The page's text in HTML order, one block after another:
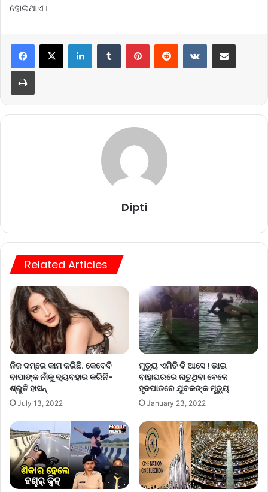
ହୋଇଥାଏ।
Dipti
Related Articles
ନିଜ ଦମ୍‌ରେ କାମ କରିଛି. କେବେବି
ବାପାଙ୍କ ନାଁକୁ ବ୍ୟବହାର କରିିନି-
ଶ୍ରୁତି ହାସନ୍‌
July 13, 2022
ମୃତ୍ୟୁ ଏମିତି ବି ଆସେ ! ଭାଇ
ବାହାଘରରେ ନାଚୁଥିବା ବେଳେ
ହୃଦଘାତରେ ଯୁବକଙ୍କ ମୃତ୍ୟୁ
January 23, 2022